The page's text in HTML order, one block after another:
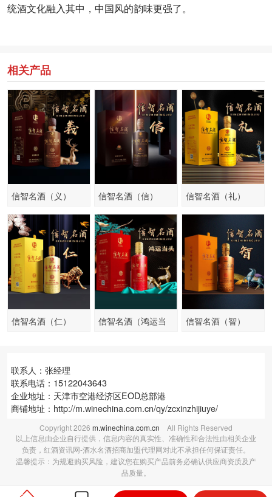
统酒文化融入其中，中国风的韵味更强了。
相关产品
信智名酒（义） 信智名酒（信） 信智名酒（礼）
信智名酒（仁）
信智名酒（鸿运当
信智名酒（智）
联系人：张经理
联系电话：15122043643
企业地址：天津市空港经济区EOD总部港
商铺地址： http://m.winechina.com.cn/qy/zcxinzhijiuye/
Copyright2026 m.winechina.com.cn All Rights Reserved
以上信息由企业自行提供，信息内容的真实性、准确性和合法性由相关企业
负责，红酒资讯网-酒水名酒招商加盟代理网对此不承担任何保证责任。
温馨提示：为规避购买风险，建议您在购买产品前务必确认供应商资质及产
品质量。